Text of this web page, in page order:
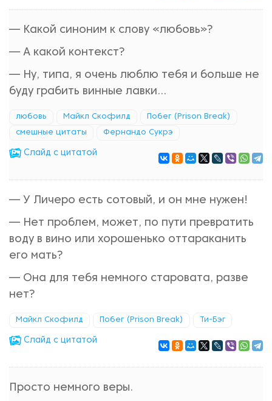
— Какой синоним к слову «любовь»?
— А какой контекст?
— Ну, типа, я очень люблю тебя и больше не
буду грабить винные лавки...
любовь Майкл Скофилд Побег (Prison Break)
смешные цитаты Фернандо Сукрэ
Cлайд с цитатой
— У Личеро есть сотовый, и он мне нужен!
— Нет проблем, может, по пути превратить
воду в вино или хорошенько оттараканить
его мать?
— Она для тебя немного старовата, разве
нет?
Майкл Скофилд Побег (Prison Break) Ти-Бэг
Cлайд с цитатой
Просто немного веры.